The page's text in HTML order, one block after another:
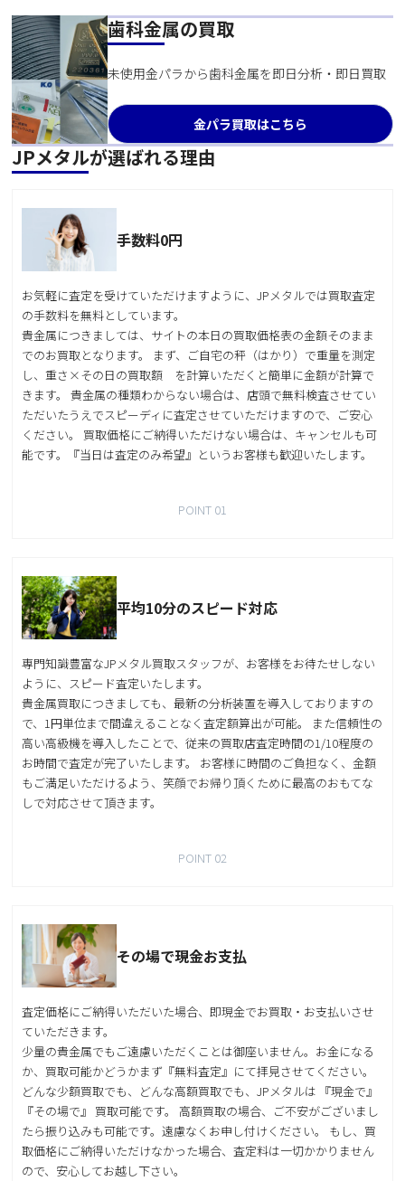
歯科金属の買取
未使用金パラから歯科金属を即日分析・即日買取
金パラ買取はこちら
JPメタルが選ばれる理由
手数料0円
お気軽に査定を受けていただけますように、JPメタルでは買取査定
の手数料を無料としています。
貴金属につきましては、サイトの本日の買取価格表の金額そのまま
でのお買取となります。 まず、ご自宅の秤（はかり）で重量を測定
し、重さ×その日の買取額 を計算いただくと簡単に金額が計算で
きます。 貴金属の種類わからない場合は、店頭で無料検査させてい
ただいたうえでスピーディに査定させていただけますので、ご安心
ください。 買取価格にご納得いただけない場合は、キャンセルも可
能です。『当日は査定のみ希望』というお客様も歓迎いたします。
POINT 01
平均10分のスピード対応
専門知識豊富なJPメタル買取スタッフが、お客様をお待たせしない
ように、スピード査定いたします。
貴金属買取につきましても、最新の分析装置を導入しておりますの
で、1円単位まで間違えることなく査定額算出が可能。 また信頼性の
高い高級機を導入したことで、従来の買取店査定時間の1/10程度の
お時間で査定が完了いたします。 お客様に時間のご負担なく、金額
もご満足いただけるよう、笑顔でお帰り頂くために最高のおもてな
しで対応させて頂きます。
POINT 02
その場で現金お支払
査定価格にご納得いただいた場合、即現金でお買取・お支払いさせ
ていただきます。
少量の貴金属でもご遠慮いただくことは御座いません。お金になる
か、買取可能かどうかまず『無料査定』にて拝見させてください。
どんな少額買取でも、どんな高額買取でも、JPメタルは 『現金で』
『その場で』 買取可能です。 高額買取の場合、ご不安がございまし
たら振り込みも可能です。遠慮なくお申し付けください。 もし、買
取価格にご納得いただけなかった場合、査定料は一切かかりません
ので、安心してお越し下さい。